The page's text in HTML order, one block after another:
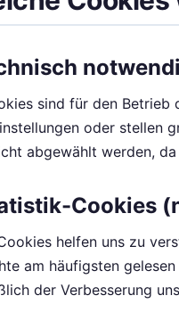
sind für den Betrieb
oder stellen
abgewählt werden,
Cookies
helfen uns zu
am häufigsten
der Verbesserung